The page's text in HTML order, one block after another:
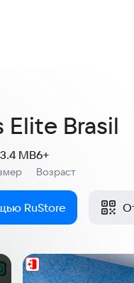
Elite Brasil
MB
Возраст
6+
RuStore